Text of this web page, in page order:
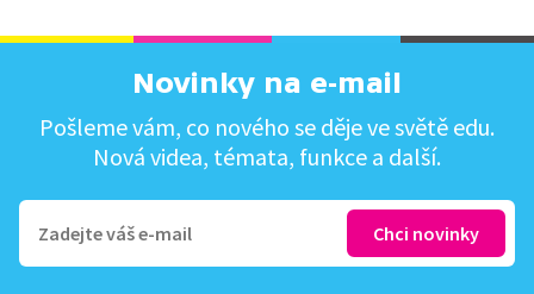
Novinky na e-mail
Pošleme vám, co nového se děje ve světě edu.
Nová videa, témata, funkce a další.